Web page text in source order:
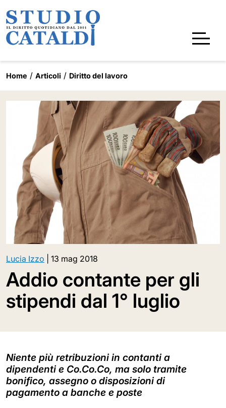
Home Articoli Diritto del lavoro
Lucia Izzo 13 mag 2018
Addio contante per gli
stipendi dal 1° luglio
Niente più retribuzioni in contanti a
dipendenti e Co.Co.Co, ma solo tramite
bonifico, assegno o disposizioni di
pagamento a banche e poste